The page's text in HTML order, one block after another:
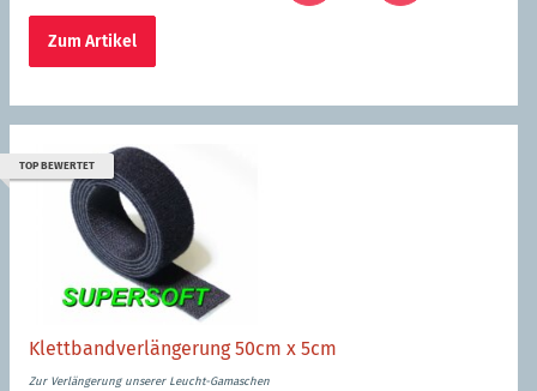
Zum Artikel
TOP BEWERTET
Klettbandverlängerung 50cm x 5cm
Zur Verlängerung unserer Leucht-Gamaschen